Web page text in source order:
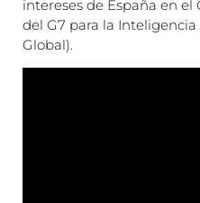
intereses de España en
del G7 para la
Global).